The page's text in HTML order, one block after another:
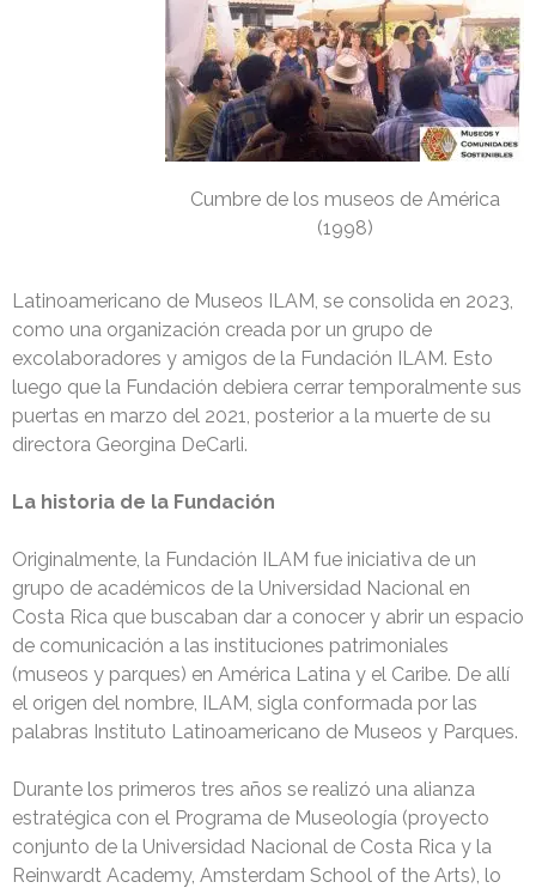
Cumbre de los museos de América
(1998)
Latinoamericano de Museos ILAM, se consolida en 2023,
como una organización creada por un grupo de
excolaboradores y amigos de la Fundación ILAM. Esto
luego que la Fundación debiera cerrar temporalmente sus
puertas en marzo del 2021, posterior a la muerte de su
directora Georgina DeCarli.
La historia de la Fundación
Originalmente, la Fundación ILAM fue iniciativa de un
grupo de académicos de la Universidad Nacional en
Costa Rica que buscaban dar a conocer y abrir un espacio
de comunicación a las instituciones patrimoniales
(museos y parques) en América Latina y el Caribe. De allí
el origen del nombre, ILAM, sigla conformada por las
palabras Instituto Latinoamericano de Museos y Parques.
Durante los primeros tres años se realizó una alianza
estratégica con el Programa de Museología (proyecto
conjunto de la Universidad Nacional de Costa Rica y la
Reinwardt Academy, Amsterdam School of the Arts), lo